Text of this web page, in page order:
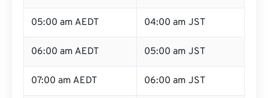
05:00 am AEDT 04:00 am JST
06:00 am AEDT 05:00 am JST
07:00 am AEDT 06:00 am JST